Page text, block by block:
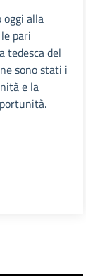
alla
pari
tedesca del
sono stati i
e la